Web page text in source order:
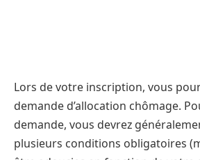
Lors de votre inscription, vous
demande d’allocation chômage.
demande, vous devrez
plusieurs conditions obligatoires